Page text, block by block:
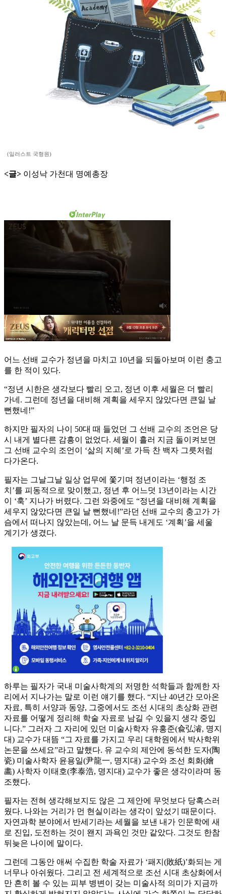
(일러스트 국형원)
<글> 이성낙 가천대 명예총장
어느 선배 교수가 정년을 마치고 10년을 되돌아보며 이런 충고
를 한 적이 있다.
“정년 시한은 생각보다 빨리 오고, 정년 이후 세월은 더 빨리
가네. 그런데 정년을 대비해 계획을 세우지 않았다면 큰일 날
뻔했네!”
하지만 필자의 나이 50대 때 들었던 그 선배 교수의 조언은 당
시 내게 별다른 감흥이 없었다. 세월이 흘러 지금 돌이켜보면
그 선배 교수의 조언이 ‘삶의 지혜’로 가득 찬 백자 그릇처럼
다가온다.
필자는 그날그날 일상 업무에 쫓기며 정년이라는 ‘행정 조
치’를 피동적으로 맞이했고, 정년 후 어느덧 13년이라는 시간
이 ‘훅’ 지나가 버렸다. 그런 와중에도 “정년을 대비해 계획을
세우지 않았다면 큰일 날 뻔했네!”라던 선배 교수의 충고가 가
슴에서 떠나지 않았는데, 어느 날 문득 내게도 ‘계획’을 세울
계기가 생겼다.
하루는 필자가 국내 미술사학계의 저명한 석학들과 함께한 자
리에서 지나가는 말로 이런 얘기를 했다. “지난 40년간 모아온
자료, 특히 서양과 동양, 그중에서도 조선 시대의 초상화 관련
자료를 어떻게 정리해 학술 자료로 남길 수 있을지 생각 중입
니다.” 그러자 그 자리에 있던 미술사학자 유홍준(兪弘濬, 명지
대) 교수가 대뜸 “그 자료를 가지고 우리 대학원에서 박사학위
논문을 쓰세요”라고 말했다. 유 교수의 제안에 동석한 도자(陶
瓷) 미술사학자 윤용일(尹龍一, 명지대) 교수와 조선 회화(繪
畵) 사학자 이태호(李泰浩, 명지대) 교수가 좋은 생각이라며 동
조했다.
필자는 전혀 생각해보지도 않은 그 제안에 무엇보다 당혹스러
웠다. 나와는 거리가 먼 현실이라는 생각이 앞섰기 때문이다.
자연과학 분야에서 반세기라는 세월을 보낸 내가 인문학에 새
로 진입, 도전하는 것이 왠지 과욕인 것만 같았다. 그것도 한참
뒤늦은 나이에 말이다.
그런데 그동안 애써 수집한 학술 자료가 ‘패지(敗紙)’화되는 게
너무나 아쉬웠다. 그리고 전 세계적으로 조선 시대 초상화에서
만 흔히 볼 수 있는 피부 병변이 갖는 미술사적 의미가 지금까